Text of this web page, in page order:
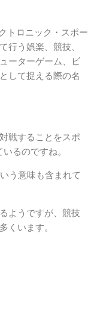
トロニック・スポー
行う娯楽、競技、
ーターゲーム、ビ
して捉える際の名
戦することをスポ
いるのですね。
う意味も含まれて
ようですが、競技
くいます。